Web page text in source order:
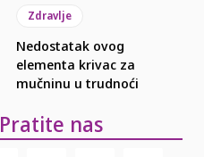
Zdravlje
Nedostatak ovog
elementa krivac za
mučninu u trudnoći
Pratite nas